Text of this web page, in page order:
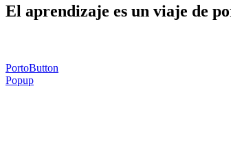
El aprendizaje es un viaje de
PortoButton
Popup